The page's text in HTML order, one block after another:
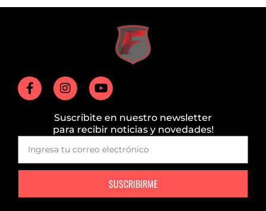
Suscribite en nuestro newsletter
para recibir noticias y novedades!
SUSCRIBIRME